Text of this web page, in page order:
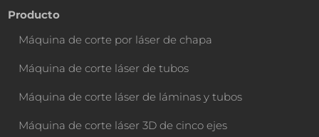
Producto
Máquina de corte por láser de chapa
Máquina de corte láser de tubos
Máquina de corte láser de láminas y tubos
Máquina de corte láser 3D de cinco ejes